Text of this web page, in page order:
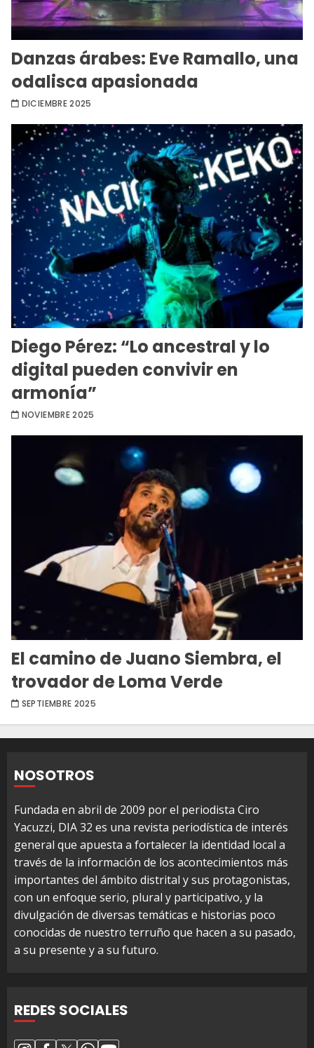
Danzas árabes: Eve Ramallo, una
odalisca apasionada
DICIEMBRE 2025
Diego Pérez: “Lo ancestral y lo
digital pueden convivir en
armonía”
NOVIEMBRE 2025
El camino de Juano Siembra, el
trovador de Loma Verde
SEPTIEMBRE 2025
NOSOTROS
Fundada en abril de 2009 por el periodista Ciro
Yacuzzi, DIA 32 es una revista periodística de interés
general que apuesta a fortalecer la identidad local a
través de la información de los acontecimientos más
importantes del ámbito distrital y sus protagonistas,
con un enfoque serio, plural y participativo, y la
divulgación de diversas temáticas e historias poco
conocidas de nuestro terruño que hacen a su pasado,
a su presente y a su futuro.
REDES SOCIALES